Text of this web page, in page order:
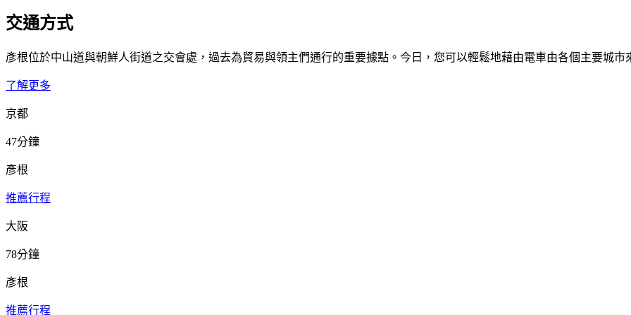
交通方式
彥根位於中山道與朝鮮人街道之交會處，過去為貿易與領主們通行的重要據點。今日，您可以輕鬆地藉由電車由各個主要城市
了解更多
京都
47分鐘
彥根
推薦行程
大阪
78分鐘
彥根
推薦行程